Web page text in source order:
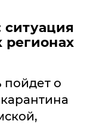
ситуация
регионах
о